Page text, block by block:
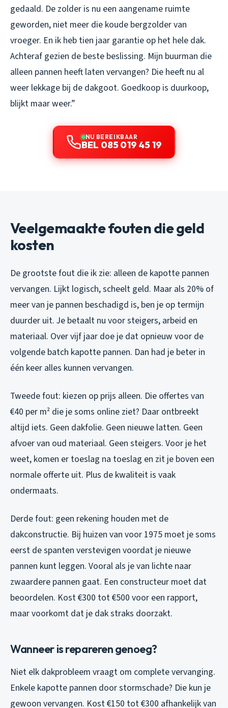
gedaald. De zolder is nu een aangename ruimte
geworden, niet meer die koude bergzolder van
vroeger. En ik heb tien jaar garantie op het hele dak.
Achteraf gezien de beste beslissing. Mijn buurman die
alleen pannen heeft laten vervangen? Die heeft nu al
weer lekkage bij de dakgoot. Goedkoop is duurkoop,
blijkt maar weer.”
NU BEREIKBAAR
BEL 085 019 45 19
Veelgemaakte fouten die geld
kosten
De grootste fout die ik zie: alleen de kapotte pannen
vervangen. Lijkt logisch, scheelt geld. Maar als 20% of
meer van je pannen beschadigd is, ben je op termijn
duurder uit. Je betaalt nu voor steigers, arbeid en
materiaal. Over vijf jaar doe je dat opnieuw voor de
volgende batch kapotte pannen. Dan had je beter in
één keer alles kunnen vervangen.
Tweede fout: kiezen op prijs alleen. Die offertes van
€40 per m² die je soms online ziet? Daar ontbreekt
altijd iets. Geen dakfolie. Geen nieuwe latten. Geen
afvoer van oud materiaal. Geen steigers. Voor je het
weet, komen er toeslag na toeslag en zit je boven een
normale offerte uit. Plus de kwaliteit is vaak
ondermaats.
Derde fout: geen rekening houden met de
dakconstructie. Bij huizen van voor 1975 moet je soms
eerst de spanten verstevigen voordat je nieuwe
pannen kunt leggen. Vooral als je van lichte naar
zwaardere pannen gaat. Een constructeur moet dat
beoordelen. Kost €300 tot €500 voor een rapport,
maar voorkomt dat je dak straks doorzakt.
Wanneer is repareren genoeg?
Niet elk dakprobleem vraagt om complete vervanging.
Enkele kapotte pannen door stormschade? Die kun je
gewoon vervangen. Kost €150 tot €300 afhankelijk van